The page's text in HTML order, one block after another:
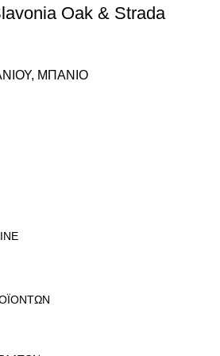
Oak & Strada
, ΜΠΑΝΙΟ